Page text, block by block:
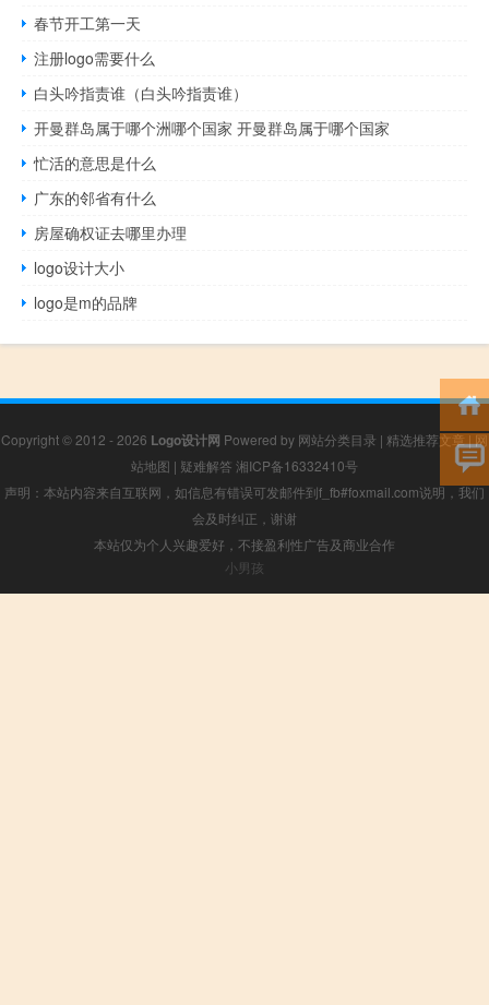
春节开工第一天
注册logo需要什么
白头吟指责谁（白头吟指责谁）
开曼群岛属于哪个洲哪个国家 开曼群岛属于哪个国家
忙活的意思是什么
广东的邻省有什么
房屋确权证去哪里办理
logo设计大小
logo是m的品牌
Copyright © 2012 - 2026 Logo设计网 Powered by 网站分类目录 | 精选推荐文章|网
站地图 | 疑难解答 湘ICP备16332410号
声明：本站内容来自互联网，如信息有错误可发邮件到f_fb#foxmail.com说明，我们
会及时纠正，谢谢
本站仅为个人兴趣爱好，不接盈利性广告及商业合作
小男孩